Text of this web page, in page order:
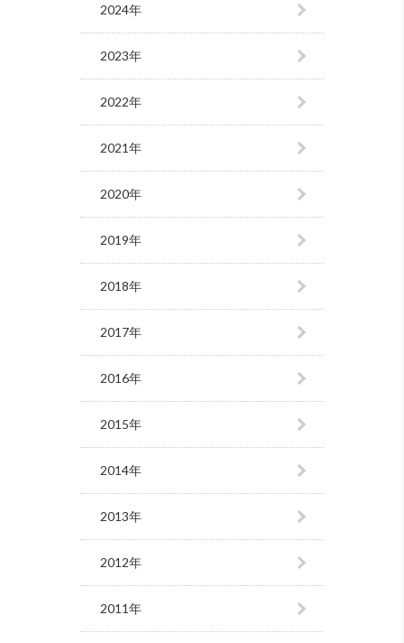
2024年
2023年
2022年
2021年
2020年
2019年
2018年
2017年
2016年
2015年
2014年
2013年
2012年
2011年